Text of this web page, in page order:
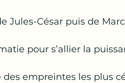
Jules-César puis de
pour s’allier la
des empreintes les plus